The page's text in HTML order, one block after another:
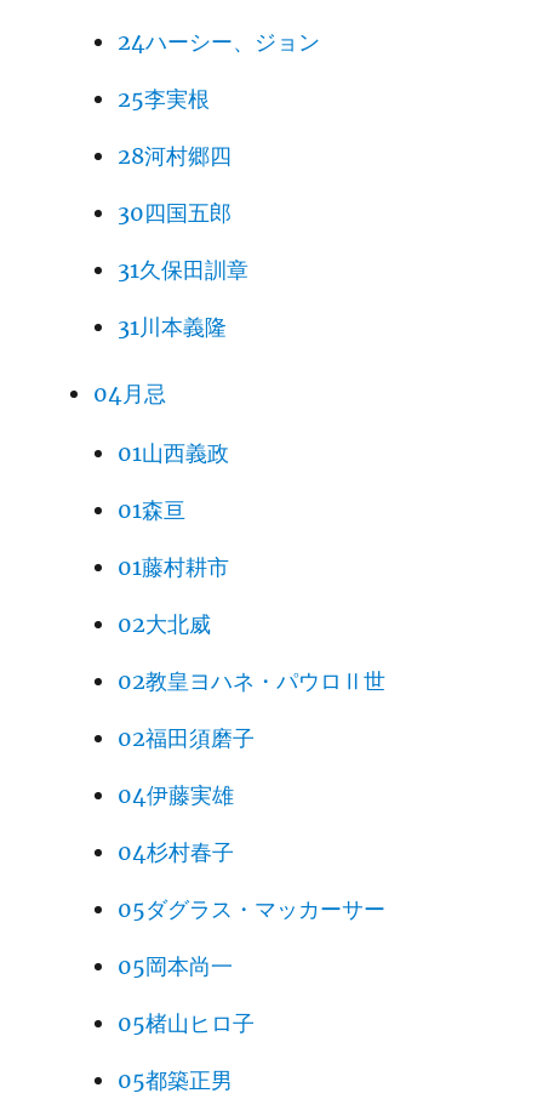
24ハーシー、ジョン
25李実根
28河村郷四
30四国五郎
31久保田訓章
31川本義隆
04月忌
01山西義政
01森亘
01藤村耕市
02大北威
02教皇ヨハネ・パウロⅡ世
02福田須磨子
04伊藤実雄
04杉村春子
05ダグラス・マッカーサー
05岡本尚一
05楮山ヒロ子
05都築正男